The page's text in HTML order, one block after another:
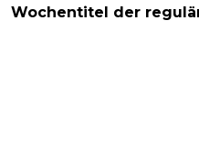
Wochentitel der